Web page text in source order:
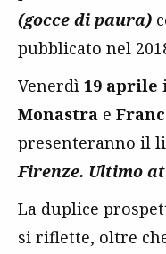
(gocce di paura)
pubblicato nel
Venerdì 19 aprile
Monastra e
presenteranno il
Firenze. Ultimo
La duplice
si riflette, oltre